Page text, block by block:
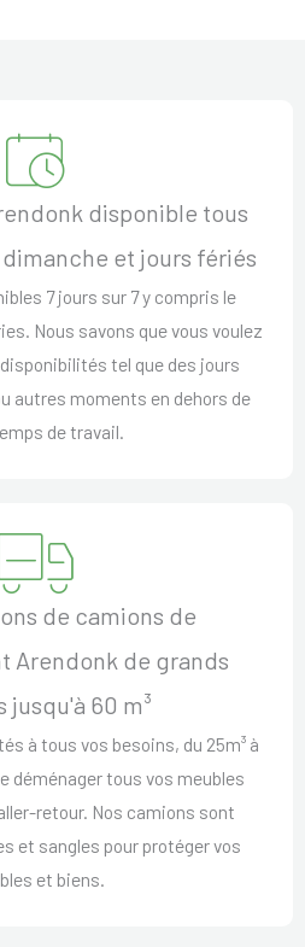
disponible tous
et jours fériés
7 jours sur 7 y compris le
Nous savons que vous voulez
tel que des jours
autres moments en dehors de
de travail.
de camions de
Arendonk de grands
jusqu'à 60 m³
à tous vos besoins, du 25m³ à
déménager tous vos meubles
retour. Nos camions sont
et sangles pour protéger vos
et biens.